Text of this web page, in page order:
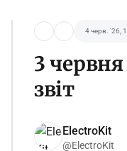
4 черв. '26,
3
звіт
ElectroKit
@ElectroKit